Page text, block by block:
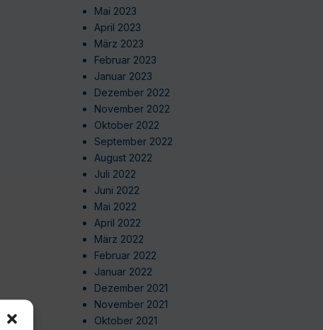
Mai 2023
April 2023
März 2023
Februar 2023
Januar 2023
Dezember 2022
November 2022
Oktober 2022
September 2022
August 2022
Juli 2022
Juni 2022
Mai 2022
April 2022
März 2022
Februar 2022
Januar 2022
Dezember 2021
November 2021
Oktober 2021